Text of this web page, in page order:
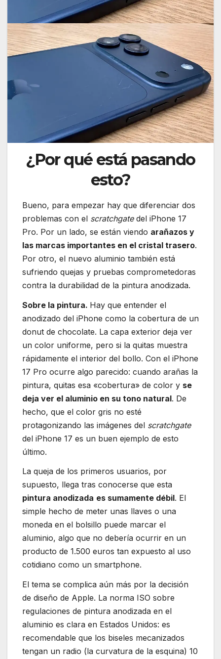
¿Por qué está pasando
esto?
Bueno, para empezar hay que diferenciar dos
problemas con el scratchgatedel iPhone 17
Pro. Por un lado, se están viendo arañazos y
las marcas importantes en el cristal trasero.
Por otro, el nuevo aluminio también está
sufriendo quejas y pruebas comprometedoras
contra la durabilidad de la pintura anodizada.
Sobre la pintura. Hay que entender el
anodizado del iPhone como la cobertura de un
donut de chocolate. La capa exterior deja ver
un color uniforme, pero si la quitas muestra
rápidamente el interior del bollo. Con el iPhone
17 Pro ocurre algo parecido: cuando arañas la
pintura, quitas esa «cobertura» de color y se
deja ver el aluminio en su tono natural. De
hecho, que el color gris no esté
protagonizando las imágenes del scratchgate
del iPhone 17 es un buen ejemplo de esto
último.
La queja de los primeros usuarios, por
supuesto, llega tras conocerse que esta
pintura anodizada es sumamente débil. El
simple hecho de meter unas llaves o una
moneda en el bolsillo puede marcar el
aluminio, algo que no debería ocurrir en un
producto de 1.500 euros tan expuesto al uso
cotidiano como un smartphone.
El tema se complica aún más por la decisión
de diseño de Apple. La norma ISO sobre
regulaciones de pintura anodizada en el
aluminio es clara en Estados Unidos: es
recomendable que los biseles mecanizados
tengan un radio (la curvatura de la esquina) 10